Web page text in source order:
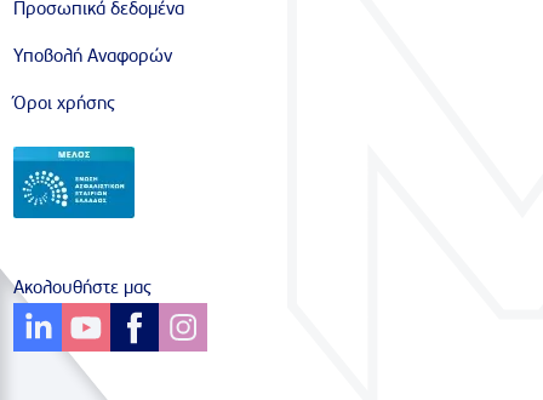
Ακολουθήστε μας
Προσωπικά δεδομένα
Υποβολή Αναφορών
Όροι χρήσης